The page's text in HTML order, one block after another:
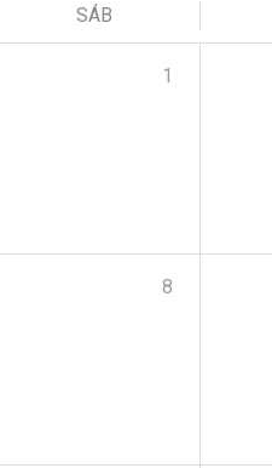
SÁB
1
8